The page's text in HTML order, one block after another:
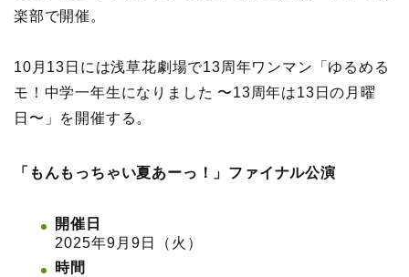
楽部で開催。
10月13日には浅草花劇場で13周年ワンマン「ゆるめる
モ！中学一年生になりました 〜13周年は13日の月曜
日〜」を開催する。
「もんもっちゃい夏あーっ！」ファイナル公演
開催日
2025年9月9日（火）
時間